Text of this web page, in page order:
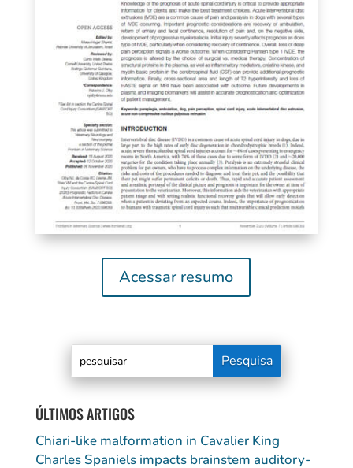
Acessar resumo
ÚLTIMOS ARTIGOS
Chiari-like malformation in Cavalier King
Charles Spaniels impacts brainstem auditory-